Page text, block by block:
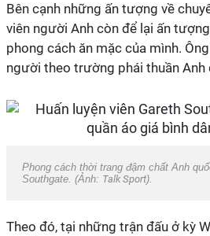
Bên cạnh những ấn tượng về
viên người Anh còn để lại ấn
phong cách ăn mặc của mình.
người theo trường phái thuần Anh
Phong cách thời trang đậm chất Anh
Southgate. (Ảnh: Talk Sport).
Theo đó, tại những trận đấu ở kỳ